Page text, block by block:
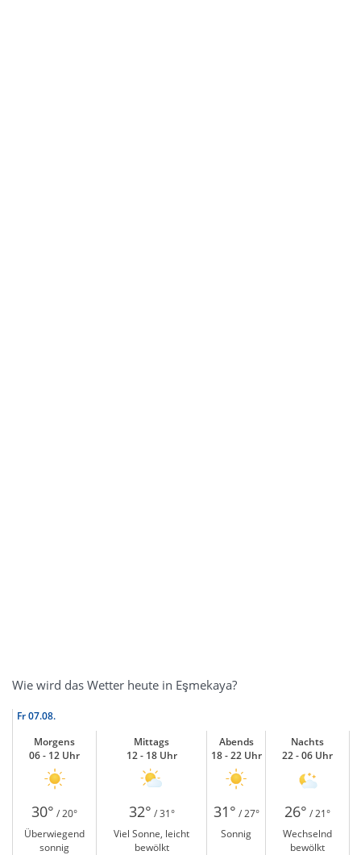
Wie wird das Wetter heute in Eşmekaya?
Fr07.08.
Morgens
06 - 12 Uhr
Mittags
12 - 18 Uhr
Abends
18 - 22 Uhr
Nachts
22 - 06 Uhr
30° / 20° 32° / 31° 31° / 27° 26° / 21°
Überwiegend
sonnig
Viel Sonne, leicht
bewölkt
Sonnig
Wechselnd
bewölkt